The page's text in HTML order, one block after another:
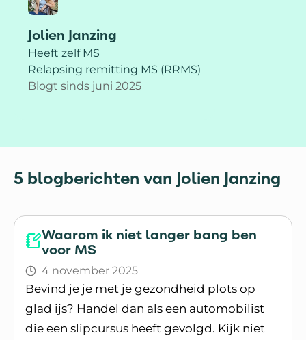
Jolien Janzing
Heeft zelf MS
Relapsing remitting MS (RRMS)
Blogt sinds juni 2025
5 blogberichten van Jolien Janzing
Waarom ik niet langer bang ben
voor MS
4 november 2025
Bevind je je met je gezondheid plots op
glad ijs? Handel dan als een automobilist
die een slipcursus heeft gevolgd. Kijk niet